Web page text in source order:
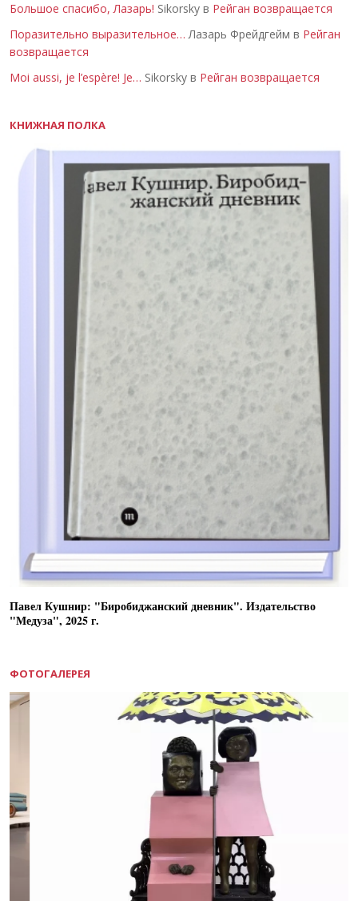
Большое спасибо, Лазарь! Sikorsky в Рейган возвращается
Поразительно выразительное… Лазарь Фрейдгейм в Рейган
возвращается
Moi aussi, je l’espère! Je… Sikorsky в Рейган возвращается
КНИЖНАЯ ПОЛКА
Павел Кушнир: "Биробиджанский дневник". Издательство
"Медуза", 2025 г.
ФОТОГАЛЕРЕЯ